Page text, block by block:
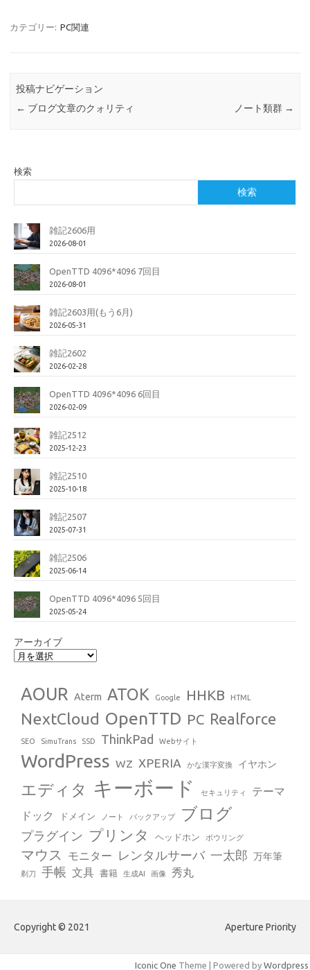
カテゴリー: PC関連
投稿ナビゲーション
← ブログ文章のクォリティ ノート類群 →
検索
検索
雑記2606用
2026-08-01
OpenTTD 4096*4096 7回目
2026-08-01
雑記2603用(もう6月)
2026-05-31
雑記2602
2026-02-28
OpenTTD 4096*4096 6回目
2026-02-09
雑記2512
2025-12-23
雑記2510
2025-10-18
雑記2507
2025-07-31
雑記2506
2025-06-14
OpenTTD 4096*4096 5回目
2025-05-24
アーカイブ
AOUR Aterm ATOK Google HHKB HTML
NextCloud OpenTTD PC Realforce
SEO SimuTrans SSD ThinkPad Webサイト
WordPress WZ XPERIA かな漢字変換 イヤホン
エディタ キーボード セキュリティ
テーマ
ドック
ドメイン ノート バックアップ ブログ
プラグイン プリンタ ヘッドホン ボウリング
マウス モニター レンタルサーバ 一太郎 万年筆
剃刀 手帳 文具 書籍 生成AI 画像 秀丸
Copyright © 2021 Aperture Priority
Iconic One Theme | Powered by Wordpress